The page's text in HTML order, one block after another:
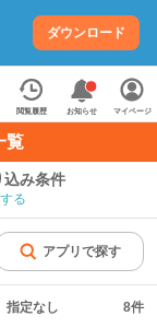
ダウンロード
閲覧履歴 お知らせ マイページ
覧
込み条件
る
アプリで探す
指定なし 8件